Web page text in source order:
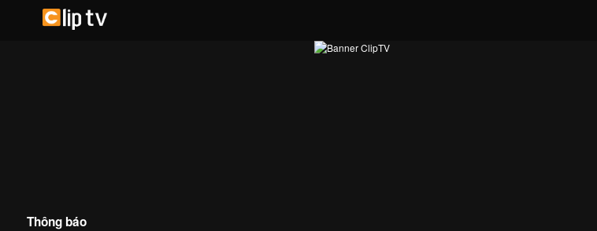
Thông báo